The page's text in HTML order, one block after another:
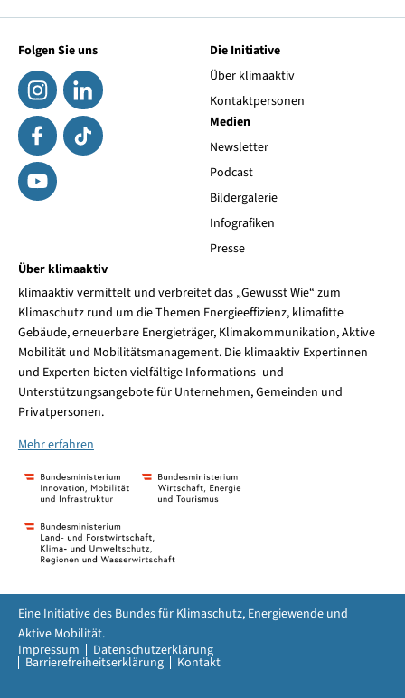
Folgen Sie uns
Die Initiative
Über klimaaktiv
Kontaktpersonen
Medien
Newsletter
Podcast
Bildergalerie
Infografiken
Presse
Über klimaaktiv
klimaaktiv vermittelt und verbreitet das „Gewusst Wie“ zum
Klimaschutz rund um die Themen Energieeffizienz, klimafitte
Gebäude, erneuerbare Energieträger, Klimakommunikation, Aktive
Mobilität und Mobilitätsmanagement. Die klimaaktiv Expertinnen
und Experten bieten vielfältige Informations- und
Unterstützungsangebote für Unternehmen, Gemeinden und
Privatpersonen.
Mehr erfahren
Impressum Datenschutzerklärung
Barrierefreiheitserklärung Kontakt
Eine Initiative des Bundes für Klimaschutz, Energiewende und
Aktive Mobilität.